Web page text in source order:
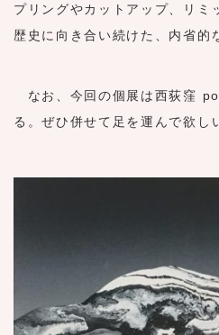
プリングやカットアップ、リミ
歴史に向き合い続けた、内省的
なお、今回の個展は西荻窪
る。ぜひ併せて足を運んで欲し